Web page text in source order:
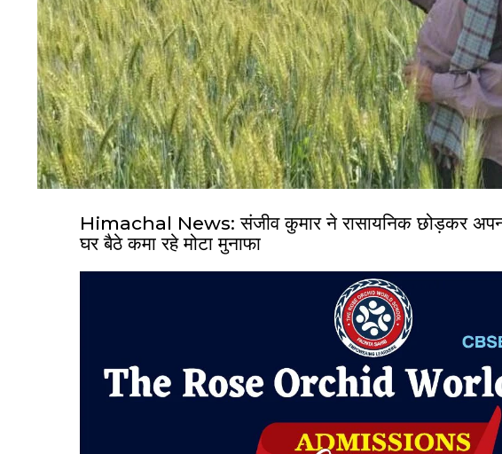
Himachal News: संजीव कुमार ने रासायनिक छोड़कर
घर बैठे कमा रहे मोटा मुनाफा